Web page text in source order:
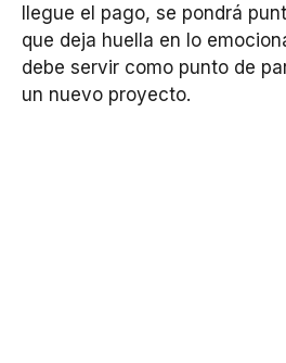
llegue el pago, se pondrá
que deja huella en lo
debe servir como punto de
un nuevo proyecto.